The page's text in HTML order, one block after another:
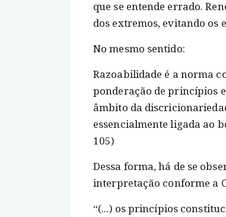
que se entende errado.
dos extremos, evitando os
No mesmo sentido:
Razoabilidade é a norma
ponderação de princípios
âmbito da
essencialmente ligada ao
105)
Dessa forma, há de se
interpretação conforme a
“(...) os princípios